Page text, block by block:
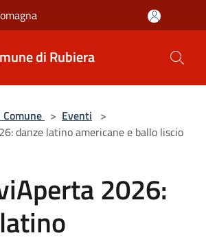
di Rubiera
> Eventi >
danze latino americane e ballo liscio
2026: